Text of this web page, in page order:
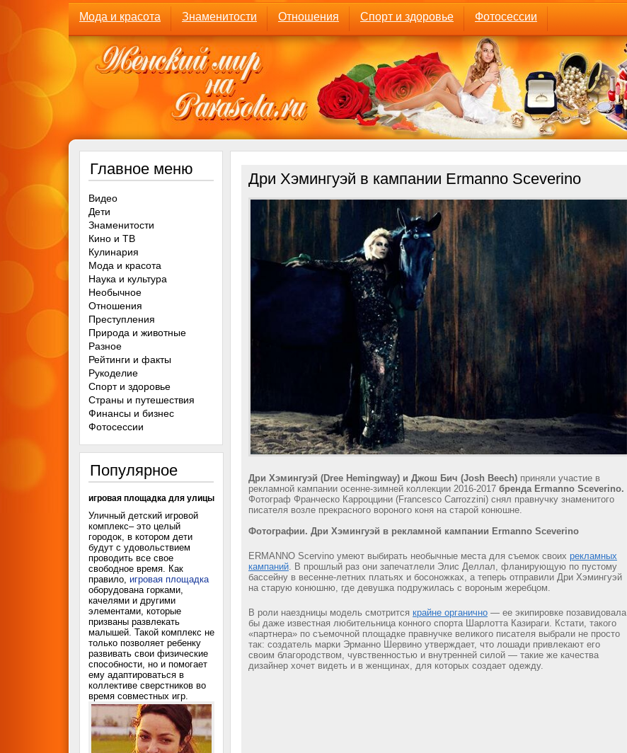
Мода и красота Знаменитости Отношения Спорт и здоровье Фотосессии
Дри Хэмингуэй в кампании Ermanno Sceverino
Дри Хэмингуэй (Dree Hemingway) и Джош Бич (Josh Beech) приняли участие в
рекламной кампании осенне-зимней коллекции 2016-2017 бренда Ermanno Sceverino.
Фотограф Франческо Карроццини (Francesco Carrozzini) снял правнучку знаменитого
писателя возле прекрасного вороного коня на старой конюшне.
Фотографии. Дри Хэмингуэй в рекламной кампании Ermanno Sceverino
ERMANNO Scervino умеют выбирать необычные места для съемок своих рекламных
кампаний. В прошлый раз они запечатлели Элис Деллал, фланирующую по пустому
бассейну в весенне-летних платьях и босоножках, а теперь отправили Дри Хэмингуэй
на старую конюшню, где девушка подружилась с вороным жеребцом.
В роли наездницы модель смотрится крайне органично — ее экипировке позавидовала
бы даже известная любительница конного спорта Шарлотта Казираги. Кстати, такого
«партнера» по съемочной площадке правнучке великого писателя выбрали не просто
так: создатель марки Эрманно Шервино утверждает, что лошади привлекают его
своим благородством, чувственностью и внутренней силой — такие же качества
дизайнер хочет видеть и в женщинах, для которых создает одежду.
Главное меню
Видео
Дети
Знаменитости
Кино и ТВ
Кулинария
Мода и красота
Наука и культура
Необычное
Отношения
Преступления
Природа и животные
Разное
Рейтинги и факты
Рукоделие
Спорт и здоровье
Страны и путешествия
Финансы и бизнес
Фотосессии
Популярное
игровая площадка для улицы
Уличный детский игровой
комплекс– это целый
городок, в котором дети
будут с удовольствием
проводить все свое
свободное время. Как
правило, игровая площадка
оборудована горками,
качелями и другими
элементами, которые
призваны развлекать
малышей. Такой комплекс не
только позволяет ребенку
развивать свои физические
способности, но и помогает
ему адаптироваться в
коллективе сверстников во
время совместных игр.